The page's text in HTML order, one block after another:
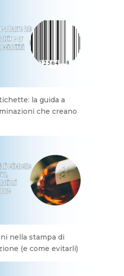
la guida a
che creano
nella stampa di
(e come evitarli)